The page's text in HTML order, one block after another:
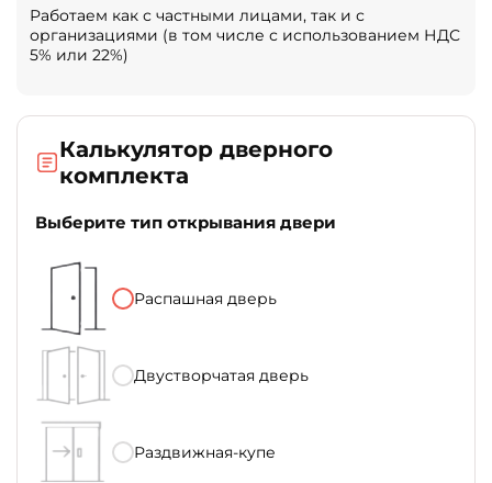
Работаем как с частными лицами, так и с
организациями (в том числе с использованием НДС
5% или 22%)
Калькулятор дверного
комплекта
Выберите тип открывания двери
Распашная дверь
Двустворчатая дверь
Раздвижная-купе